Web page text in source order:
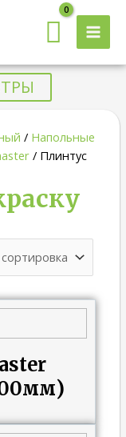
/ Напольные
/ Плинтус